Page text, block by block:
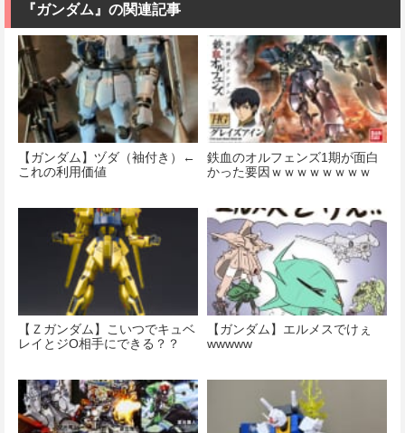
価格：¥2,496
『ガンダム』の関連記事
【ガンダム】ヅダ（袖付き）←
これの利用価値
鉄血のオルフェンズ1期が面白
かった要因ｗｗｗｗｗｗｗｗ
【Ｚガンダム】こいつでキュベ
レイとジO相手にできる？？
【ガンダム】エルメスでけぇ
wwwww